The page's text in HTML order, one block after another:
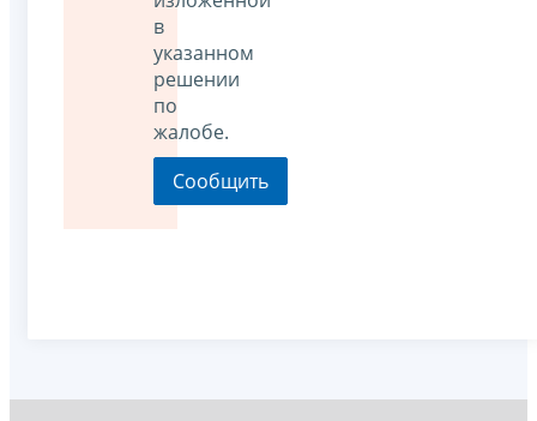
в
указанном
решении
по
жалобе.